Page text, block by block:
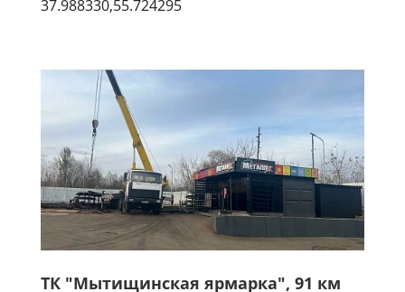
37.988330,55.724295
ТК "Мытищинская ярмарка", 91 км